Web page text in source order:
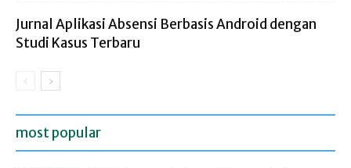
Jurnal Aplikasi Absensi Berbasis Android dengan
Studi Kasus Terbaru
most popular